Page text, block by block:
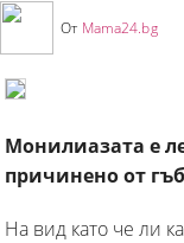
От Mama24.bg
Монилиазата е
причинено от
На вид като че ли